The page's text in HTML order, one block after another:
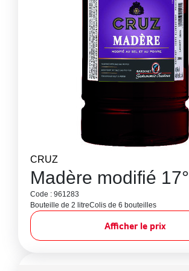
CRUZ
Madère modifié 17°
Code : 961283
Bouteille de 2 litreColis de 6 bouteilles
Afficher le prix